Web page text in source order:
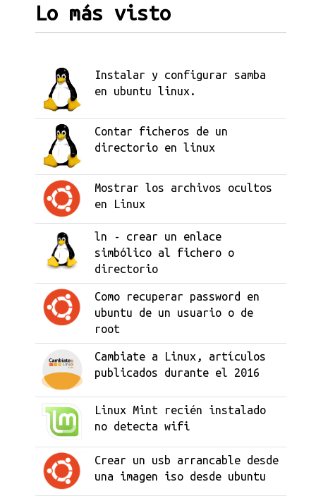
Lo más visto
Instalar y configurar samba
en ubuntu linux.
Contar ficheros de un
directorio en linux
Mostrar los archivos ocultos
en Linux
ln - crear un enlace
simbólico al fichero o
directorio
Como recuperar password en
ubuntu de un usuario o de
root
Cambiate a Linux, artículos
publicados durante el 2016
Linux Mint recién instalado
no detecta wifi
Crear un usb arrancable desde
una imagen iso desde ubuntu